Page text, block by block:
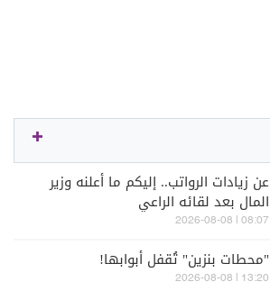
عن زيادات الرواتب.. إليكم ما أعلنه وزير
المال بعد لقائه الراعي
08:07 | 2026-08-08
"محطات بنزين" تُقفل أبوابها!
13:20 | 2026-08-08